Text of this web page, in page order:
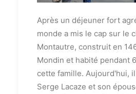
Après un déjeuner fort
monde a mis le cap sur le
Montautre, construit en
Mondin et habité pendant
cette famille. Aujourd'hui,
Serge Lacaze et son